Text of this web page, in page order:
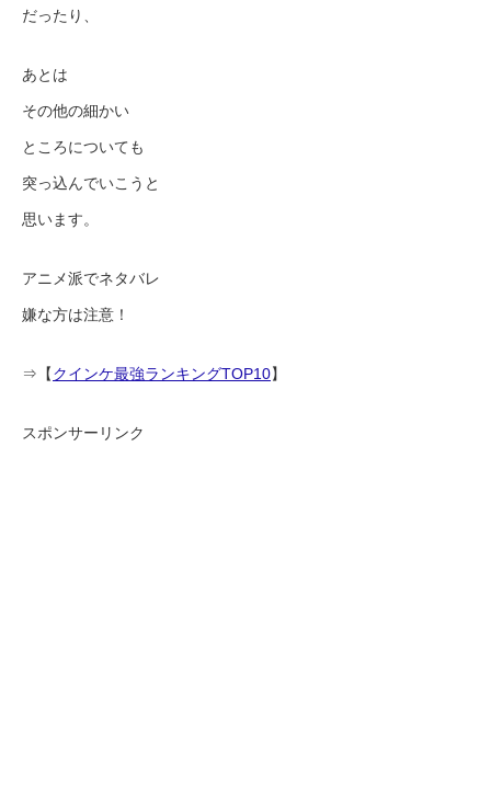
だったり、
あとは
その他の細かい
ところについても
突っ込んでいこうと
思います。
アニメ派でネタバレ
嫌な方は注意！
⇒【クインケ最強ランキングTOP10】
スポンサーリンク